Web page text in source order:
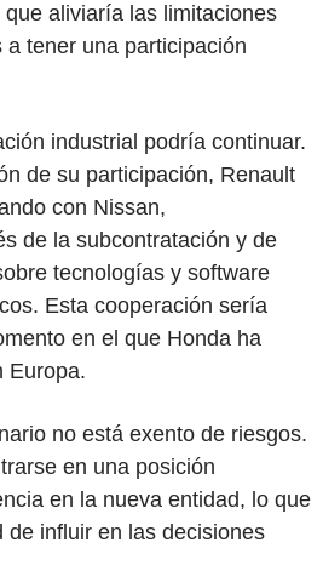
aliviaría las limitaciones
tener una participación
industrial podría continuar.
de su participación, Renault
con Nissan,
de la subcontratación y de
tecnologías y software
Esta cooperación sería
en el que Honda ha
Europa.
no está exento de riesgos.
en una posición
en la nueva entidad, lo que
de influir en las decisiones